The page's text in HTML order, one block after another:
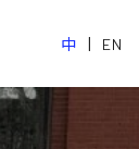
中 | EN